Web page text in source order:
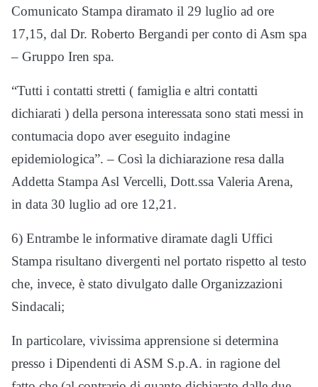
Comunicato Stampa diramato il 29 luglio ad ore
17,15, dal Dr. Roberto Bergandi per conto di Asm spa
– Gruppo Iren spa.
“Tutti i contatti stretti ( famiglia e altri contatti
dichiarati ) della persona interessata sono stati messi in
contumacia dopo aver eseguito indagine
epidemiologica”. – Così la dichiarazione resa dalla
Addetta Stampa Asl Vercelli, Dott.ssa Valeria Arena,
in data 30 luglio ad ore 12,21.
6) Entrambe le informative diramate dagli Uffici
Stampa risultano divergenti nel portato rispetto al testo
che, invece, è stato divulgato dalle Organizzazioni
Sindacali;
In particolare, vivissima apprensione si determina
presso i Dipendenti di ASM S.p.A. in ragione del